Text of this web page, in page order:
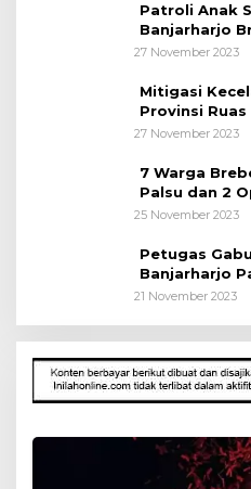
Patroli Anak
Banjarharjo
27 November 2023
Mitigasi
Provinsi
27 November 2023
7 Warga
Palsu dan 2
25 November 2023
Petugas
Banjarharjo
21 November 2023